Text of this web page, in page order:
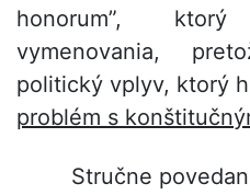
honorum”,
vymenovania,
politický vplyv, ktorý
problém s
Stručne